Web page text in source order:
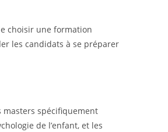
choisir une formation
les candidats à se préparer
masters spécifiquement
de l’enfant, et les